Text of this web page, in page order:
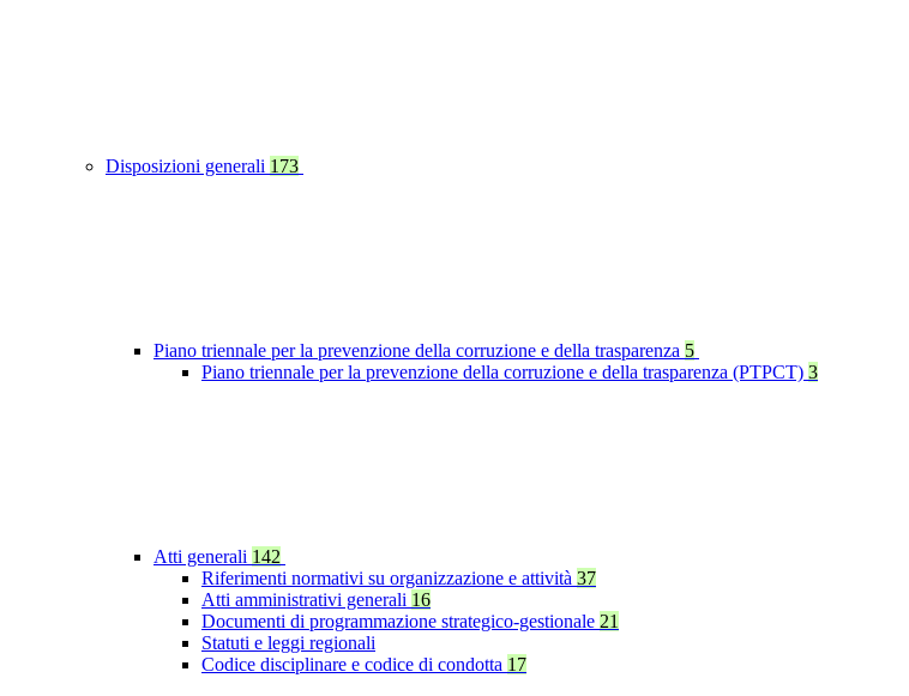
Disposizioni generali 173
Piano triennale per la prevenzione della corruzione e della trasparenza 5
Piano triennale per la prevenzione della corruzione e della trasparenza (PTPCT) 3
Atti generali 142
Riferimenti normativi su organizzazione e attività 37
Atti amministrativi generali 16
Documenti di programmazione strategico-gestionale 21
Statuti e leggi regionali
Codice disciplinare e codice di condotta 17